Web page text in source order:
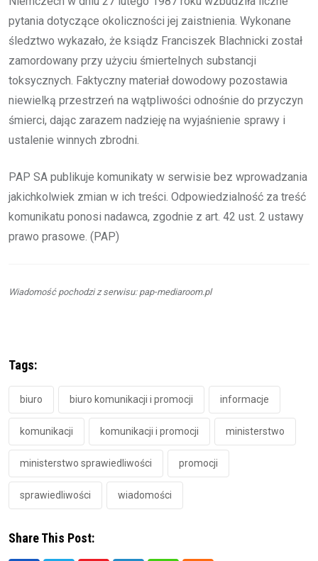
pytania dotyczące okoliczności jej zaistnienia. Wykonane
śledztwo wykazało, że ksiądz Franciszek Blachnicki został
zamordowany przy użyciu śmiertelnych substancji
toksycznych. Faktyczny materiał dowodowy pozostawia
niewielką przestrzeń na wątpliwości odnośnie do przyczyn
śmierci, dając zarazem nadzieję na wyjaśnienie sprawy i
ustalenie winnych zbrodni.
PAP SA publikuje komunikaty w serwisie bez wprowadzania
jakichkolwiek zmian w ich treści. Odpowiedzialność za treść
komunikatu ponosi nadawca, zgodnie z art. 42 ust. 2 ustawy
prawo prasowe. (PAP)
Wiadomość pochodzi z serwisu: pap-mediaroom.pl
Tags:
biuro biuro komunikacji i promocji informacje
komunikacji komunikacji i promocji ministerstwo
ministerstwo sprawiedliwości promocji
sprawiedliwości wiadomości
Share This Post: